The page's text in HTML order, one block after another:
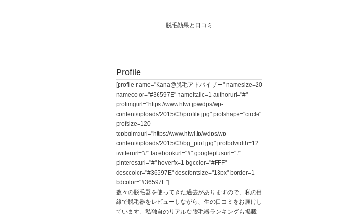
脱毛効果と口コミ
Profile
[profile name="Kana@脱毛アドバイザー" namesize=20
namecolor="#36597E" nameitalic=1 authorurl="#"
profimgurl="https://www.htwi.jp/wdps/wp-
content/uploads/2015/03/profile.jpg" profshape="circle"
profsize=120
topbgimgurl="https://www.htwi.jp/wdps/wp-
content/uploads/2015/03/bg_prof.jpg" profbdwidth=12
twitterurl="#" facebookurl="#" googleplusurl="#"
pinteresturl="#" hoverfx=1 bgcolor="#FFF"
desccolor="#36597E" descfontsize="13px" border=1
bdcolor="#36597E"]
数々の脱毛器を使ってきた過去がありますので、私の目
線で脱毛器をレビューしながら、生の口コミをお届けし
ています。私独自のリアルな脱毛器ランキングも掲載